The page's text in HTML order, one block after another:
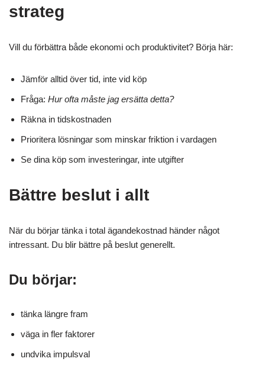
strateg
Vill du förbättra både ekonomi och produktivitet? Börja här:
Jämför alltid över tid, inte vid köp
Fråga: Hur ofta måste jag ersätta detta?
Räkna in tidskostnaden
Prioritera lösningar som minskar friktion i vardagen
Se dina köp som investeringar, inte utgifter
Bättre beslut i allt
När du börjar tänka i total ägandekostnad händer något
intressant. Du blir bättre på beslut generellt.
Du börjar:
tänka längre fram
väga in fler faktorer
undvika impulsval